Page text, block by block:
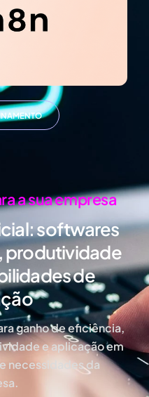
a sua empresa
softwares
produtividade
de
ganho de eficiência,
e aplicação em
necessidades da